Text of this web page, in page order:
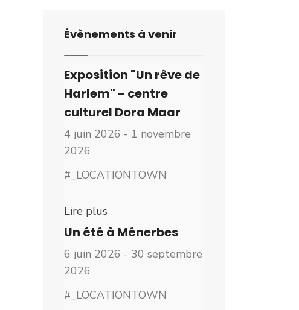
Évènements à venir
Exposition "Un rêve de
Harlem" - centre
culturel Dora Maar
4 juin 2026 - 1 novembre
2026
#_LOCATIONTOWN
Lire plus
Un été à Ménerbes
6 juin 2026 - 30 septembre
2026
#_LOCATIONTOWN